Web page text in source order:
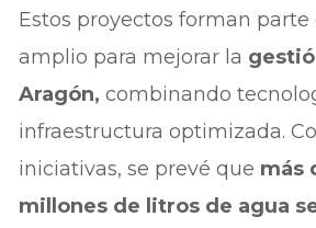
Estos proyectos forman
amplio para mejorar la
Aragón, combinando
infraestructura optimizada.
iniciativas, se prevé que más
millones de litros de agua